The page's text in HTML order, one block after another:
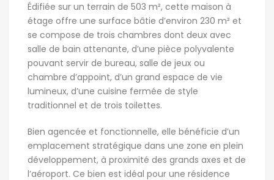
Édifiée sur un terrain de 503 m², cette maison à
étage offre une surface bâtie d’environ 230 m² et
se compose de trois chambres dont deux avec
salle de bain attenante, d’une pièce polyvalente
pouvant servir de bureau, salle de jeux ou
chambre d’appoint, d’un grand espace de vie
lumineux, d’une cuisine fermée de style
traditionnel et de trois toilettes.
Bien agencée et fonctionnelle, elle bénéficie d’un
emplacement stratégique dans une zone en plein
développement, à proximité des grands axes et de
l’aéroport. Ce bien est idéal pour une résidence